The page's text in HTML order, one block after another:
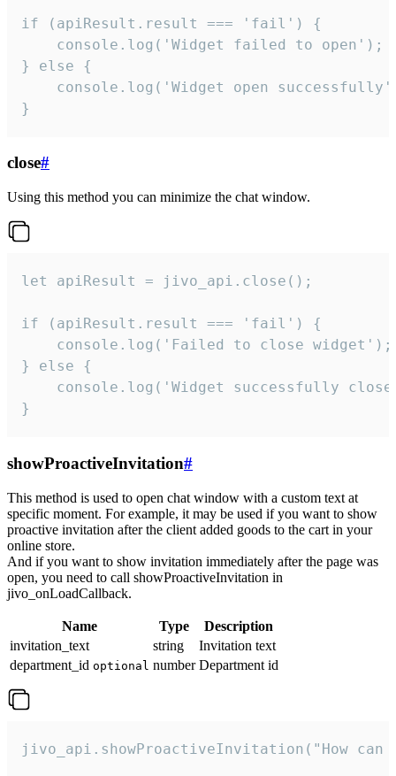
if (apiResult.result === 'fail') {
    console.log('Widget failed to open');
} else {
console.log('Widget open
}
close#
Using this method you can minimize the chat window.
let apiResult = jivo_api.close();
if (apiResult.result === 'fail') {
    console.log('Failed to close widget');
} else {
console.log('Widget successfully
}
showProactiveInvitation#
This method is used to open chat window with a custom text at
specific moment. For example, it may be used if you want to show
proactive invitation after the client added goods to the cart in your
online store.
And if you want to show invitation immediately after the page was
open, you need to call showProactiveInvitation in
jivo_onLoadCallback.
Name Type
Description
invitation_text
string
Invitation text
department_id optional number Department id
jivo_api.showProactiveInvitation("How